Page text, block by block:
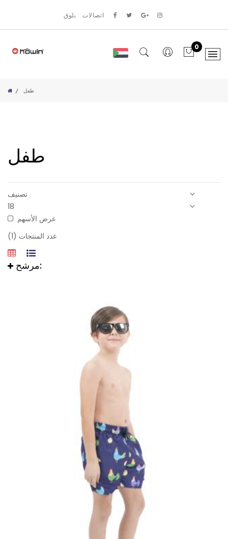
بلوق اتصالات
0
طفل
طفل
عرض الأسهم
عدد المنتجات (1)
مرشح: